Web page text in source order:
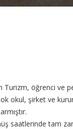
öğrenci ve
okul, şirket ve
saatlerinde tam